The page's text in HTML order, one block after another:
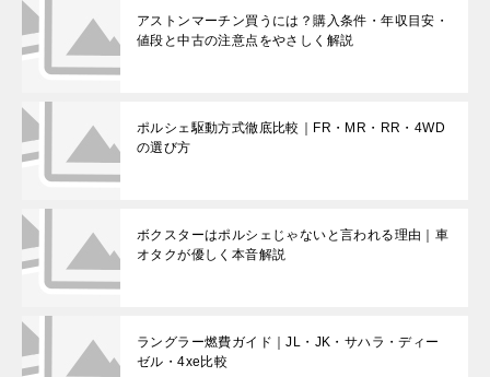
アストンマーチン買うには？購入条件・年収目安・
値段と中古の注意点をやさしく解説
ポルシェ駆動方式徹底比較｜FR・MR・RR・4WD
の選び方
ボクスターはポルシェじゃないと言われる理由｜車
オタクが優しく本音解説
ラングラー燃費ガイド｜JL・JK・サハラ・ディー
ゼル・4xe比較